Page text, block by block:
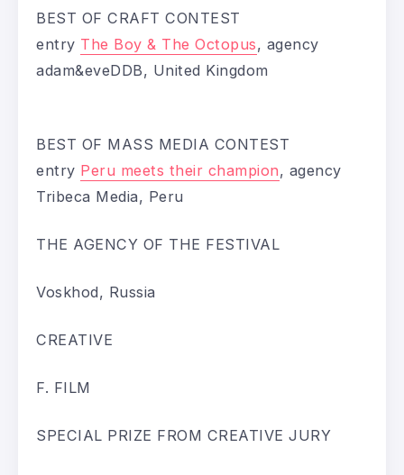
BEST OF CRAFT CONTEST
entry The Boy & The Octopus, agency
adam&eveDDB, United Kingdom
BEST OF MASS MEDIA CONTEST
entry Peru meets their champion, agency
Tribeca Media, Peru
THE AGENCY OF THE FESTIVAL
Voskhod, Russia
CREATIVE
F. FILM
SPECIAL PRIZE FROM CREATIVE JURY